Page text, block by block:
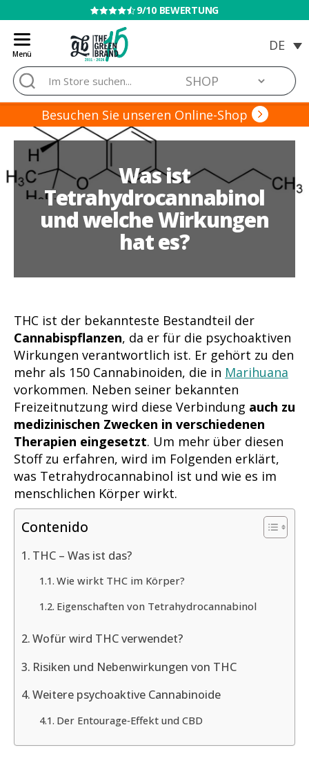
VERKAUF AN MINDERJÄHRIGE VERBOTEN
Menü
Blog
Grow
Barato
Suche
nach:
Besuchen Sie unseren Online-Shop
Was ist
Tetrahydrocannabinol
und welche Wirkungen
hat es?
THC ist der bekannteste Bestandteil der
Cannabispflanzen, da er für die psychoaktiven
Wirkungen verantwortlich ist. Er gehört zu den
mehr als 150 Cannabinoiden, die in Marihuana
vorkommen. Neben seiner bekannten
Freizeitnutzung wird diese Verbindung auch zu
medizinischen Zwecken in verschiedenen
Therapien eingesetzt. Um mehr über diesen
Stoff zu erfahren, wird im Folgenden erklärt,
was Tetrahydrocannabinol ist und wie es im
menschlichen Körper wirkt.
Contenido
THC – Was ist das?
Wie wirkt THC im Körper?
Eigenschaften von Tetrahydrocannabinol
Wofür wird THC verwendet?
Risiken und Nebenwirkungen von THC
Weitere psychoaktive Cannabinoide
Der Entourage‑Effekt und CBD